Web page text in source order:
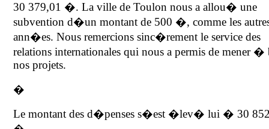
30 379,01 �. La ville de Toulon nous a allou� une
subvention d�un montant de 500 �, comme les
ann�es. Nous remercions sinc�rement le service des
relations internationales qui nous a permis de mener �
nos projets.
�
Le montant des d�penses s�est �lev� lui � 30